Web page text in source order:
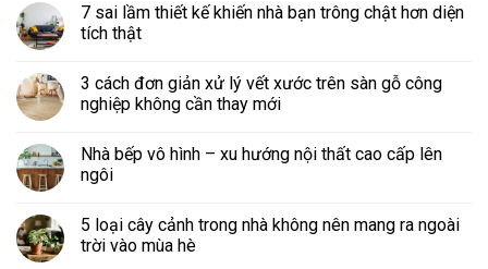
7 sai lầm thiết kế khiến nhà bạn trông chật hơn diện
tích thật
3 cách đơn giản xử lý vết xước trên sàn gỗ công
nghiệp không cần thay mới
Nhà bếp vô hình – xu hướng nội thất cao cấp lên
ngôi
5 loại cây cảnh trong nhà không nên mang ra ngoài
trời vào mùa hè